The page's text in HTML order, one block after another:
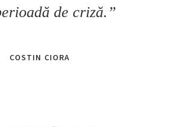
de criză.”
COSTIN CIORA